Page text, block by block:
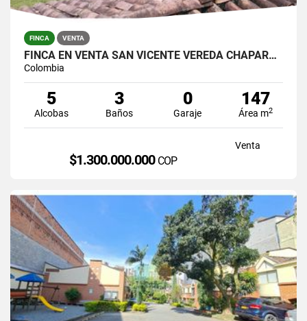
FINCA VENTA
FINCA EN VENTA SAN VICENTE VEREDA CHAPARRAL SOLO CONTADO
Colombia
5
Alcobas
3
Baños
0
Garaje
147
Área m2
Venta
$1.300.000.000 COP